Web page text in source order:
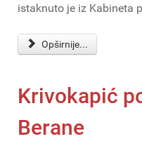
istaknuto je iz Kabineta
Opširnije...
Krivokapić
Berane